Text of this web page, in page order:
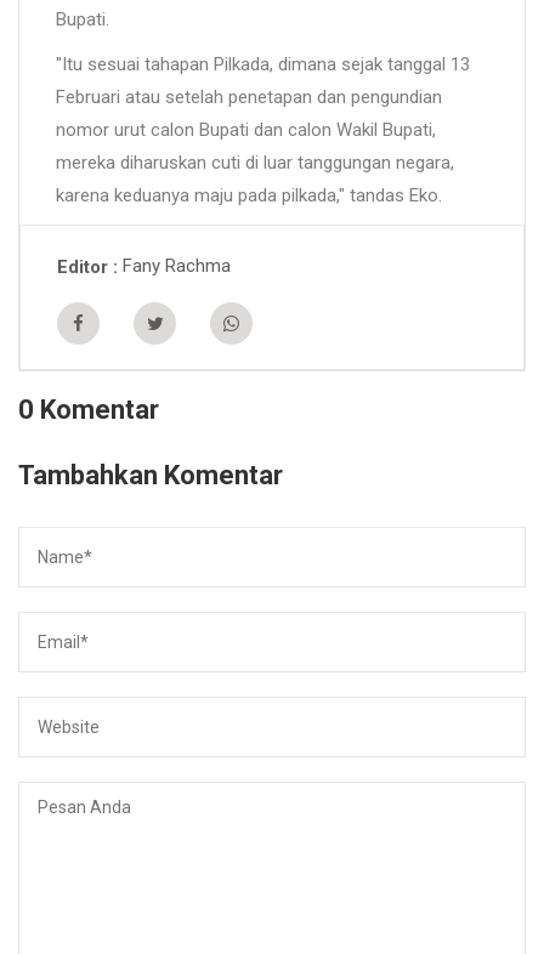
Bupati.
"Itu sesuai tahapan Pilkada, dimana sejak tanggal 13
Februari atau setelah penetapan dan pengundian
nomor urut calon Bupati dan calon Wakil Bupati,
mereka diharuskan cuti di luar tanggungan negara,
karena keduanya maju pada pilkada," tandas Eko.
Editor Fany Rachma
0 Komentar
Tambahkan Komentar